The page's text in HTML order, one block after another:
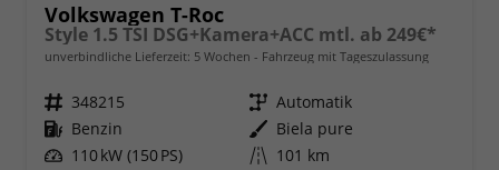
Volkswagen T-Roc
Style 1.5 TSI DSG+Kamera+ACC mtl. ab 249€*
unverbindliche Lieferzeit: 5 Wochen Fahrzeug mit Tageszulassung
Fahrzeugnr. 348215 Getriebe Automatik
Kraftstoff Benzin Außenfarbe Biela pure
Leistung 110 kW (150 PS) Kilometerstand 101 km